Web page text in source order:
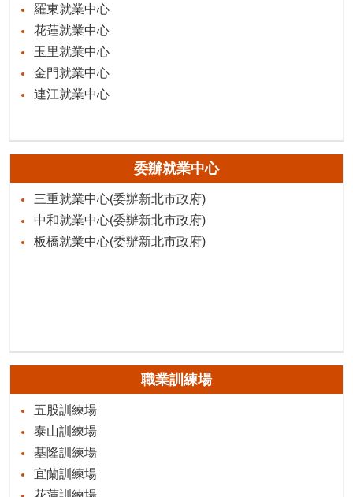
羅東就業中心
花蓮就業中心
玉里就業中心
金門就業中心
連江就業中心
委辦就業中心
三重就業中心(委辦新北市政府)
中和就業中心(委辦新北市政府)
板橋就業中心(委辦新北市政府)
職業訓練場
五股訓練場
泰山訓練場
基隆訓練場
宜蘭訓練場